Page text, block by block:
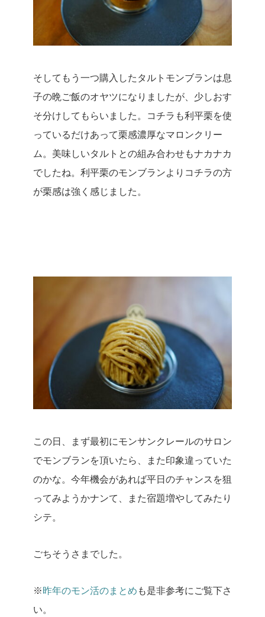
そしてもう一つ購入したタルトモンブランは息
子の晩ご飯のオヤツになりましたが、少しおす
そ分けしてもらいました。
コチラも利平栗を使
っているだけあって栗感濃厚なマロンクリー
ム。美味しいタルトとの組み合わせもナカナカ
でしたね。 利平栗のモンブランよりコチラの方
が栗感は強く感じました。
この日、まず最初にモンサンクレールのサロン
でモンブランを頂いたら、また印象違っていた
のかな。 今年機会があれば平日のチャンスを狙
ってみようかナンて、また宿題増やしてみたり
シテ。
ごちそうさまでした。
※昨年のモン活のまとめ も是非参考にご覧下さ
い。